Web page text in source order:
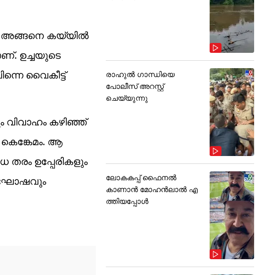
അങ്ങനെ കയ്യിൽ
ഉച്ചയുടെ
വൈകീട്ട്
കഴിഞ്ഞ്
ആ
ഉപ്പേരികളും
രാഹുൽ ഗാന്ധിയെ
പോലീസ് അറസ്റ്റ്
ചെയ്യുന്നു
ലോകകപ്പ് ഫൈനൽ
കാണാൻ മോഹൻലാൽ എ
ത്തിയപ്പോൾ